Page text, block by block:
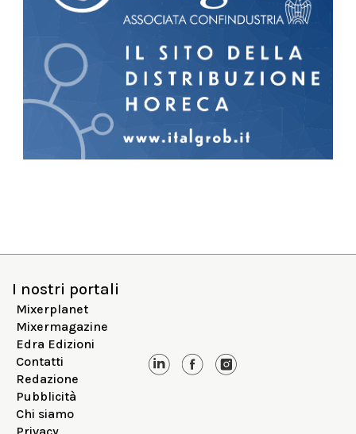
I nostri portali
Mixerplanet
Mixermagazine
Edra Edizioni
Contatti
Redazione
Pubblicità
Chi siamo